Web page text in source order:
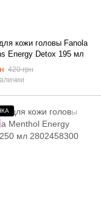
кожи головы Fanola
Energy Detox 195 мл
420 грн